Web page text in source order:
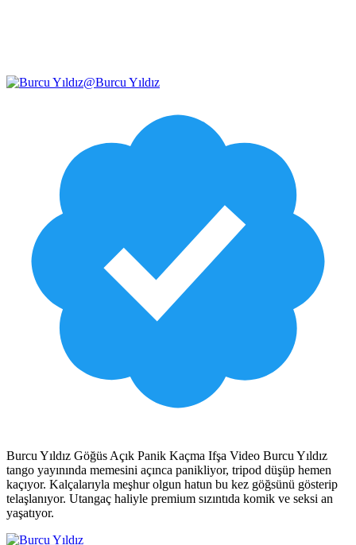
@Burcu Yıldız
Burcu Yıldız Göğüs Açık Panik Kaçma Ifşa Video Burcu Yıldız
tango yayınında memesini açınca panikliyor, tripod düşüp hemen
kaçıyor. Kalçalarıyla meşhur olgun hatun bu kez göğsünü gösterip
telaşlanıyor. Utangaç haliyle premium sızıntıda komik ve seksi an
yaşatıyor.